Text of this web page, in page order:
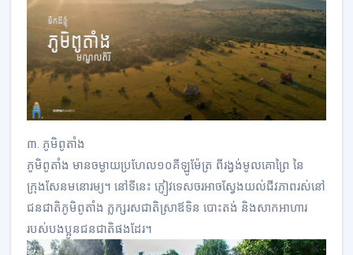
៣. ភូមិពូតាំង
ភូមិពូតាំង មានចម្ងាយប្រហែល១០គីឡូម៉ែត្រ ពីរង្វង់មូលគោព្រៃ នៃ
ក្រុងសែនមនោរម្យ។ នៅទីនេះ ភ្ញៀវទេសចរអាចស្វែងយល់ជីវភាពរស់នៅ
ជនជាតិភូមិពូតាំង ភ្លក្សរសជាតិស្រាឪទិន បោះតង់ និងសាកអាហារ
របស់បងប្អូនជនជាតិផងដែរ។